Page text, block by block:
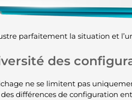
parfaitement la situation et
des
ne se limitent pas
différences de configuration